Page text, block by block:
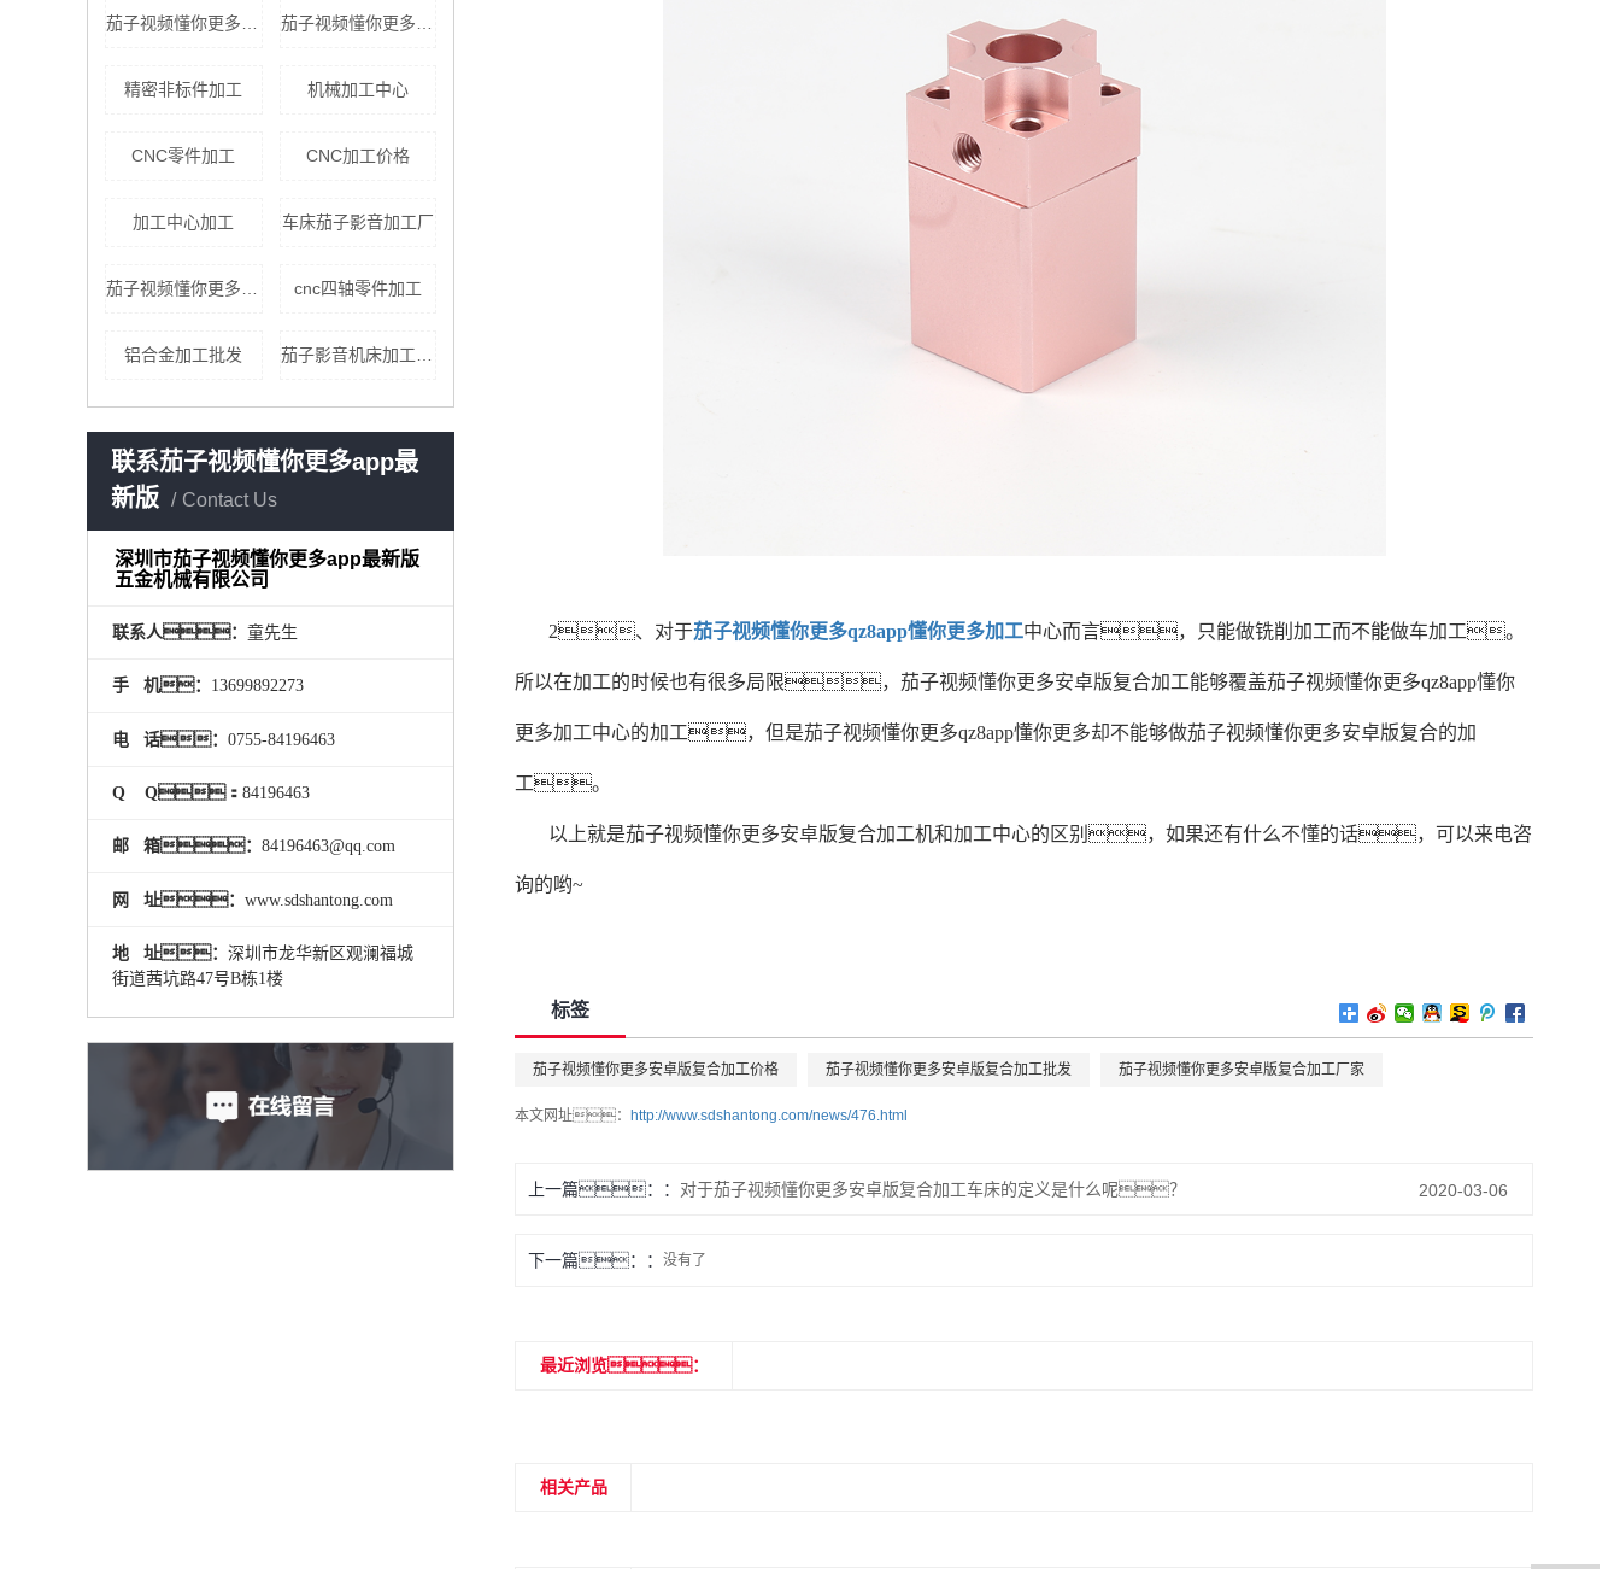
精密非标件加工 机械加工中心
CNC零件加工 CNC加工价格
加工中心加工 车床茄子影音加工厂
cnc四轴零件加工
铝合金加工批发
联系茄子视频懂你更多app最
新版
Contact Us
深圳市茄子视频懂你更多app最新版
五金机械有限公司
联系人： 童先生
手 机： 13699892273
电 话： 0755-84196463
Q Q： 84196463
邮 箱： 84196463@qq.com
网 址： www.sdshantong.com
地 址： 深圳市龙华新区观澜福城
街道茜坑路47号B栋1楼
2、对于茄子视频懂你更多qz8app懂你更多加工中心而言，只能做铣削加工而不能做车加工。
所以在加工的时候也有很多局限，茄子视频懂你更多安卓版复合加工能够覆盖茄子视频懂你更多qz8app懂你
更多加工中心的加工，但是茄子视频懂你更多qz8app懂你更多却不能够做茄子视频懂你更多安卓版复合的加
工。
以上就是茄子视频懂你更多安卓版复合加工机和加工中心的区别，如果还有什么不懂的话，可以来电咨
询的哟~
标签
茄子视频懂你更多安卓版复合加工价格 茄子视频懂你更多安卓版复合加工批发 茄子视频懂你更多安卓版复合加工厂家
本文网址： http://www.sdshantong.com/news/476.html
上一篇： 对于茄子视频懂你更多安卓版复合加工车床的定义是什么呢？ 2020-03-06
下一篇： 没有了
最近浏览：
相关产品